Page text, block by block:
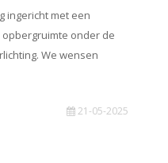
ingericht met een
onder de
We wensen
21-05-2025